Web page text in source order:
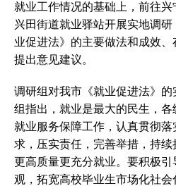
就业工作情况的基础上，前往兴
兴田街道就业驿站开展实地调
业促进法》的主要做法和成效、
提出意见建议。
调研组对我市《就业促进法》
组指出，就业是最大的民生，
就业服务保障工作，认真贯彻
求，压实责任，完善举措，持
更高质量更充分就业。要积极
观，拓宽高校毕业生市场化社